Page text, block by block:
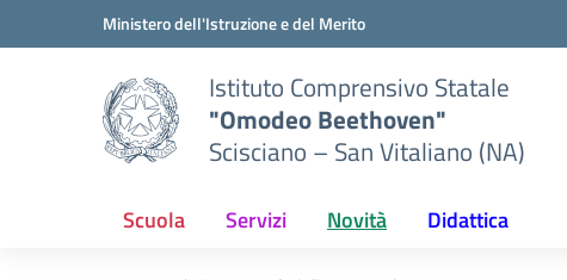
Vai ai contenuti
Vai al menu di navigazioneMinistero dell'Istruzione e del Merito
Istituto Comprensivo Statale
"Omodeo Beethoven"
Scisciano – San Vitaliano (NA)
Scuola Servizi Novità Didattica